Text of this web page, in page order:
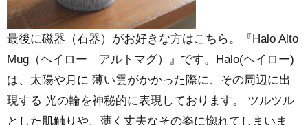
最後に磁器（石器）がお好きな方はこちら。『Halo Alto
Mug（ヘイロー アルトマグ）』です。Halo(ヘイロー)
は、太陽や月に 薄い雲がかかった際に、その周辺に出
現する 光の輪を神秘的に表現しております。 ツルツル
とした肌触りや、薄く丈夫なその姿に惚れてしまいま